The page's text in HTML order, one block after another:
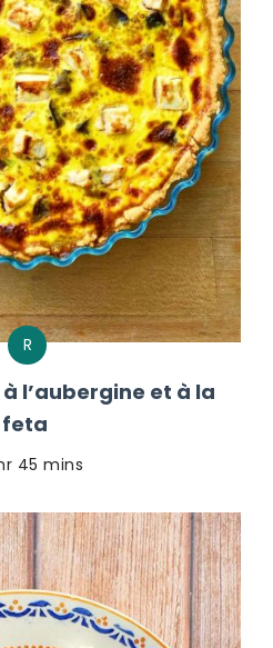
R
l’aubergine et à la
feta
45 mins